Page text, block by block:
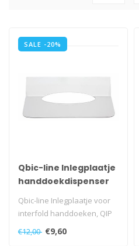
SALE -20%
Qbic-line Inlegplaatje
handdoekdispenser
Qbic-line Inlegplaatje voor
interfold handdoeken, QIP
€12,00 €9,60